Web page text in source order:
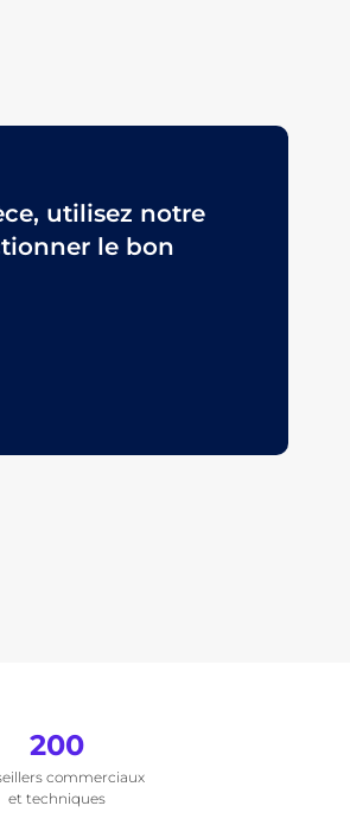
utilisez notre
le bon
200
commerciaux
et techniques